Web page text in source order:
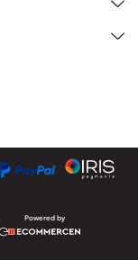
Powered by